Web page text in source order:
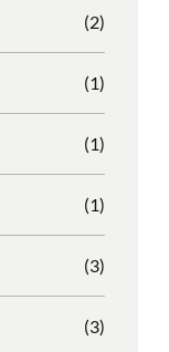
(2)
(1)
(1)
(1)
(3)
(3)